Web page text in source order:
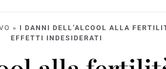
» I DANNI DELL’ALCOOL ALLA
EFFETTI INDESIDERATI